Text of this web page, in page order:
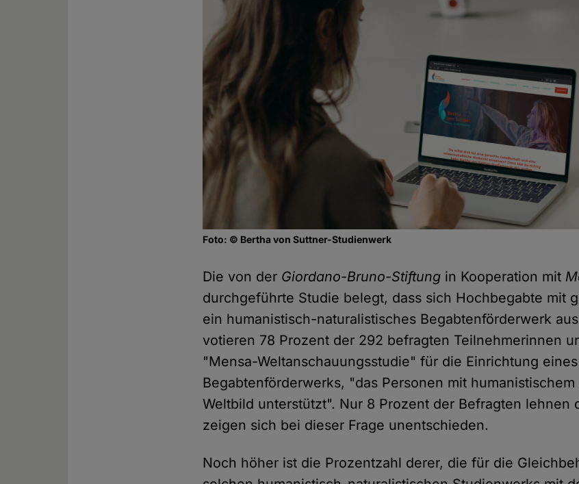
Foto: © Bertha von Suttner-Studienwerk
Die von der Giordano-Bruno-Stiftung in Kooperation mit
durchgeführte Studie belegt, dass sich Hochbegabte mit
ein humanistisch-naturalistisches Begabtenförderwerk
votieren 78 Prozent der 292 befragten Teilnehmerinnen
"Mensa-Weltanschauungsstudie" für die Einrichtung eines
Begabtenförderwerks, "das Personen mit
Weltbild unterstützt". Nur 8 Prozent der Befragten lehnen
zeigen sich bei dieser Frage unentschieden.
Noch höher ist die Prozentzahl derer, die für die